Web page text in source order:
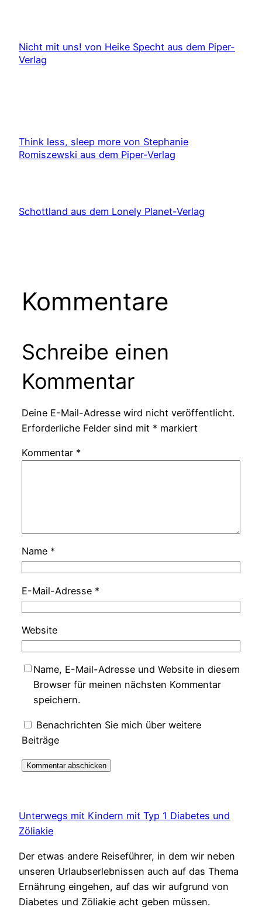
Nicht mit uns! von Heike Specht aus dem Piper-
Verlag
Think less, sleep more von Stephanie
Romiszewski aus dem Piper-Verlag
Schottland aus dem Lonely Planet-Verlag
Kommentare
Schreibe einen
Kommentar
Deine E-Mail-Adresse wird nicht veröffentlicht.
Erforderliche Felder sind mit * markiert
Kommentar *
Name *
E-Mail-Adresse *
Website
Name, E-Mail-Adresse und Website in diesem
Browser für meinen nächsten Kommentar
speichern.
Benachrichten Sie mich über weitere
Beiträge
Unterwegs mit Kindern mit Typ 1 Diabetes und
Zöliakie
Der etwas andere Reiseführer, in dem wir neben
unseren Urlaubserlebnissen auch auf das Thema
Ernährung eingehen, auf das wir aufgrund von
Diabetes und Zöliakie acht geben müssen.